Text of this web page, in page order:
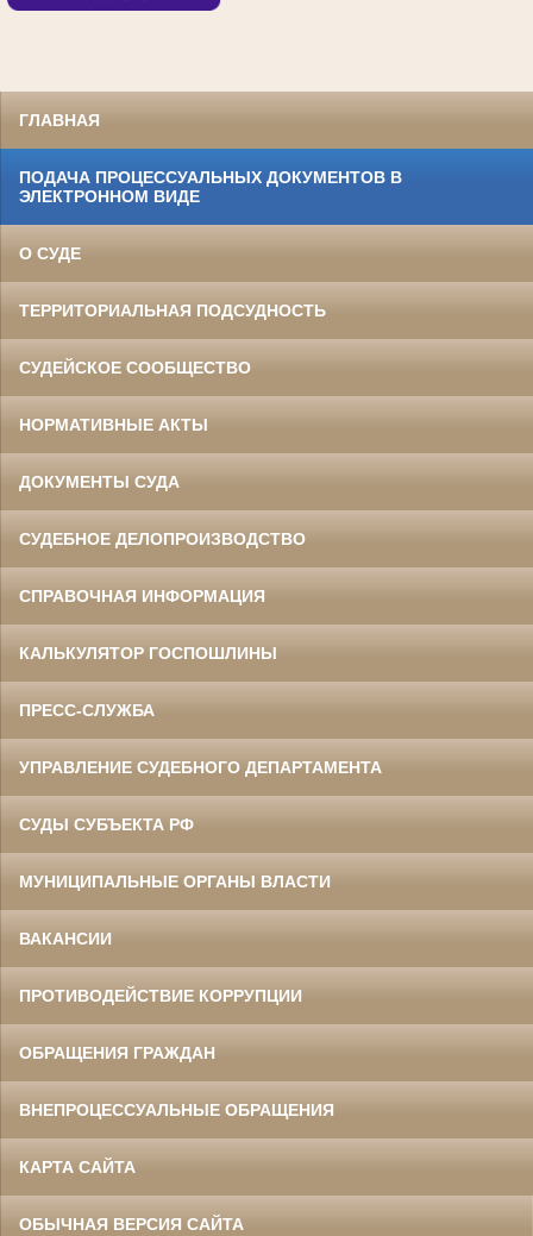
ГЛАВНАЯ
ПОДАЧА ПРОЦЕССУАЛЬНЫХ ДОКУМЕНТОВ В
ЭЛЕКТРОННОМ ВИДЕ
О СУДЕ
ТЕРРИТОРИАЛЬНАЯ ПОДСУДНОСТЬ
СУДЕЙСКОЕ СООБЩЕСТВО
НОРМАТИВНЫЕ АКТЫ
ДОКУМЕНТЫ СУДА
СУДЕБНОЕ ДЕЛОПРОИЗВОДСТВО
СПРАВОЧНАЯ ИНФОРМАЦИЯ
КАЛЬКУЛЯТОР ГОСПОШЛИНЫ
ПРЕСС-СЛУЖБА
УПРАВЛЕНИЕ СУДЕБНОГО ДЕПАРТАМЕНТА
СУДЫ СУБЪЕКТА РФ
МУНИЦИПАЛЬНЫЕ ОРГАНЫ ВЛАСТИ
ВАКАНСИИ
ПРОТИВОДЕЙСТВИЕ КОРРУПЦИИ
ОБРАЩЕНИЯ ГРАЖДАН
ВНЕПРОЦЕССУАЛЬНЫЕ ОБРАЩЕНИЯ
КАРТА САЙТА
ОБЫЧНАЯ ВЕРСИЯ САЙТА